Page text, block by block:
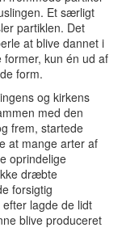
Et særligt
partiklen. Det
at blive dannet i
kun én ud af
form.
og kirkens
med den
frem, startede
at mange arter af
oprindelige
dræbte
forsigtig
lagde de lidt
blive produceret